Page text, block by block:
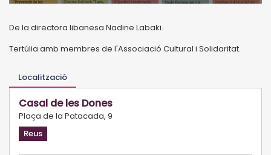
De la directora libanesa Nadine Labaki.
Tertúlia amb membres de l'Associació Cultural i Solidaritat.
Localització
Casal de les Dones
Plaça de la Patacada, 9
Reus